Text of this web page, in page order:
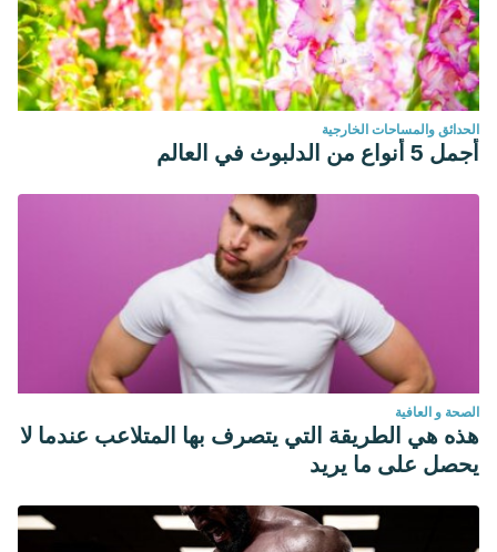
الحدائق والمساحات الخارجية
أجمل 5 أنواع من الدلبوث في العالم
الصحة و العافية
هذه هي الطريقة التي يتصرف بها المتلاعب عندما لا
يحصل على ما يريد